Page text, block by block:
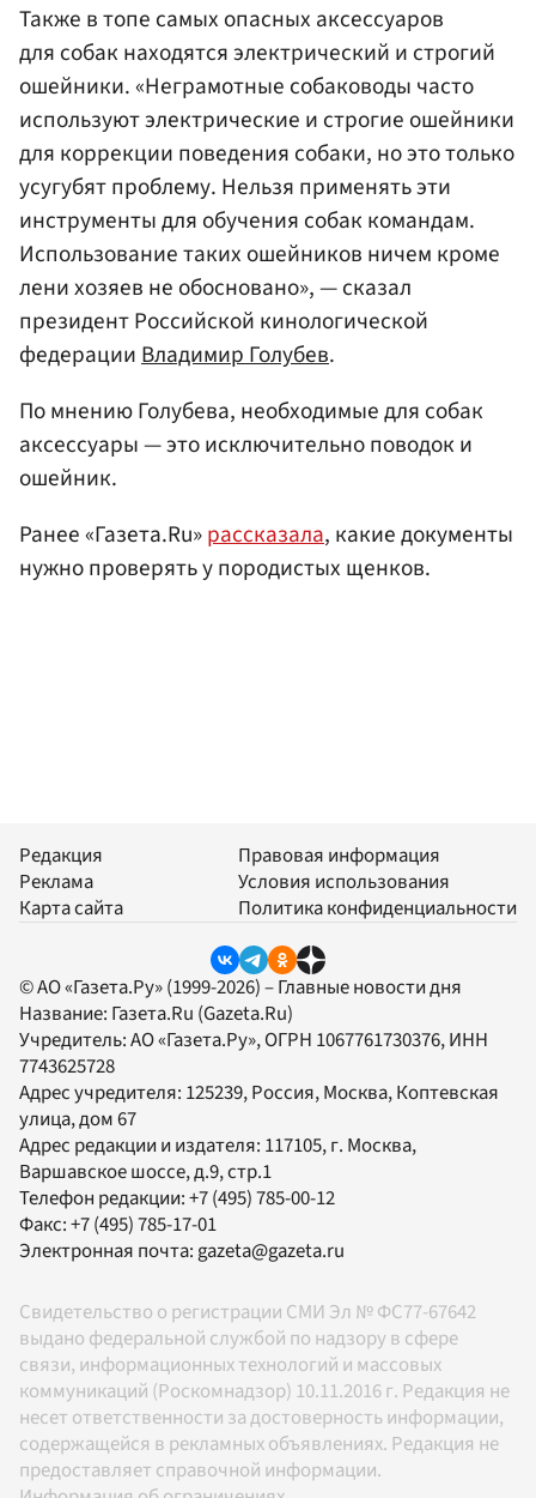
Также в топе самых опасных аксессуаров
для собак находятся электрический и строгий
ошейники. «Неграмотные собаководы часто
используют электрические и строгие ошейники
для коррекции поведения собаки, но это только
усугубят проблему. Нельзя применять эти
инструменты для обучения собак командам.
Использование таких ошейников ничем кроме
лени хозяев не обосновано», — сказал
президент Российской кинологической
федерацииВладимир Голубев.
По мнению Голубева, необходимые для собак
аксессуары — это исключительно поводок и
ошейник.
Ранее «Газета.Ru»рассказала, какие документы
нужно проверять у породистых щенков.
Редакция
Реклама
Карта сайта
Правовая информация
Условия использования
Политика конфиденциальности
© АО «Газета.Ру» (1999-2026) – Главные новости дня
Название: Газета.Ru (Gazeta.Ru)
Учредитель:АО «Газета.Ру», ОГРН 1067761730376, ИНН
7743625728
Адрес учредителя: 125239, Россия, Москва, Коптевская
улица, дом 67
Адрес редакции и издателя: 117105, г. Москва,
Варшавское шоссе, д.9, стр.1
Телефон редакции:+7 (495) 785-00-12
Факс:+7 (495) 785-17-01
Электронная почта: gazeta@gazeta.ru
Свидетельство о регистрации СМИ Эл № ФС77-67642
выдано федеральной службой по надзору в сфере
связи, информационных технологий и массовых
коммуникаций (Роскомнадзор) 10.11.2016 г. Редакция не
несет ответственности за достоверность информации,
содержащейся в рекламных объявлениях. Редакция не
предоставляет справочной информации.